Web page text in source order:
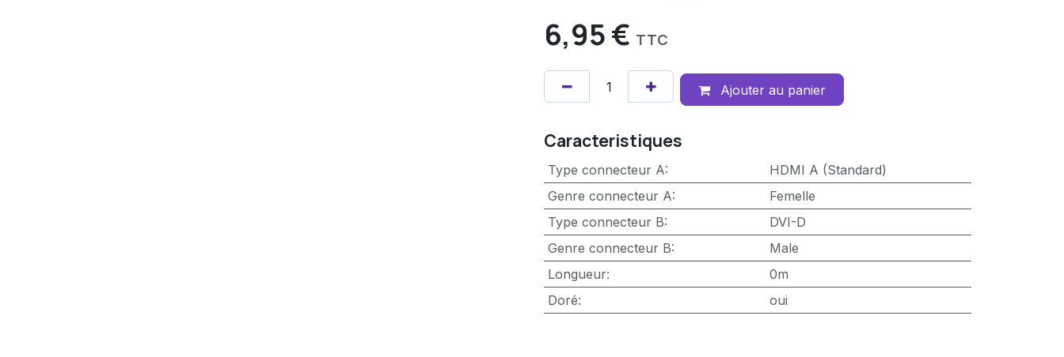
6,95€ TTC
Ajouter au panier
Caracteristiques
Type connecteur A:
HDMI A (Standard)
Genre connecteur A:
Femelle
Type connecteur B:
DVI-D
Genre connecteur B:
Male
Longueur:
0m
Doré: oui